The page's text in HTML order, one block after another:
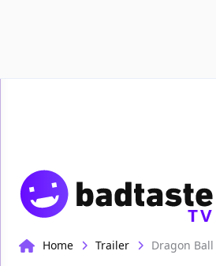
TV
Home Trailer